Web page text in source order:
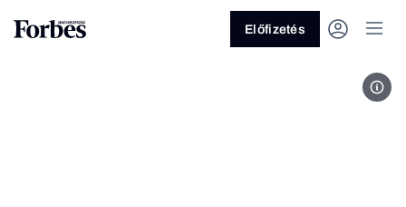
Előfizetés